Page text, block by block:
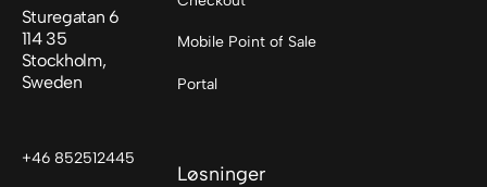
Sturegatan 6
114 35
Stockholm,
Sweden
+46 852512445
Mobile Point of Sale
Portal
Løsninger